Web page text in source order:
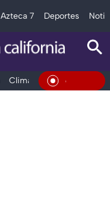
Azteca 7 Deportes
Clima Deportes En Vivo